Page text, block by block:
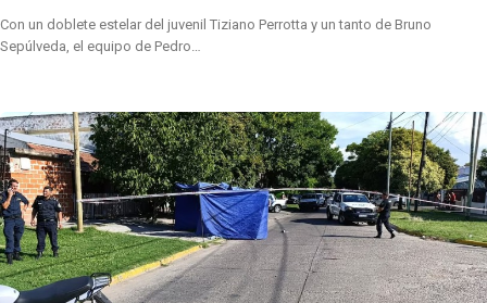
Con un doblete estelar del juvenil Tiziano Perrotta y un tanto de Bruno
Sepúlveda, el equipo de Pedro…